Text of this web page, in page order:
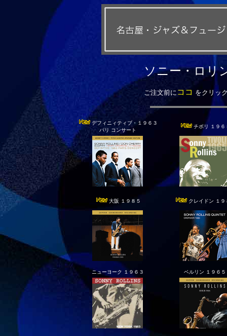
ソニー・ロリ
ご注文前に ココ をクリッ
デフィニィティブ・１９６３
パリ コンサート
チボリ １９６
大阪 １９８５ クレイドン １９
ニューヨーク １９６３ ベルリン １９６５